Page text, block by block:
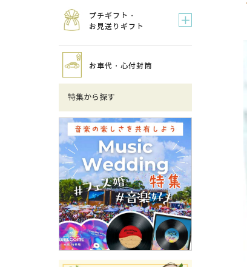
プチギフト・
お見送りギフト
お車代・心付封筒
特集から探す